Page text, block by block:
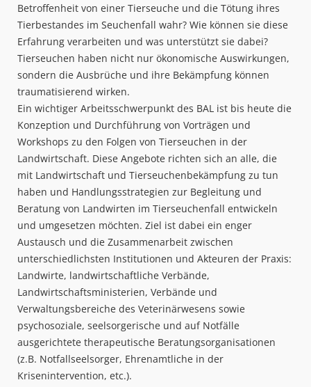
Betroffenheit von einer Tierseuche und die Tötung ihres
Tierbestandes im Seuchenfall wahr? Wie können sie diese
Erfahrung verarbeiten und was unterstützt sie dabei?
Tierseuchen haben nicht nur ökonomische Auswirkungen,
sondern die Ausbrüche und ihre Bekämpfung können
traumatisierend wirken.
Ein wichtiger Arbeitsschwerpunkt des BAL ist bis heute die
Konzeption und Durchführung von Vorträgen und
Workshops zu den Folgen von Tierseuchen in der
Landwirtschaft. Diese Angebote richten sich an alle, die
mit Landwirtschaft und Tierseuchenbekämpfung zu tun
haben und Handlungsstrategien zur Begleitung und
Beratung von Landwirten im Tierseuchenfall entwickeln
und umgesetzen möchten. Ziel ist dabei ein enger
Austausch und die Zusammenarbeit zwischen
unterschiedlichsten Institutionen und Akteuren der Praxis:
Landwirte, landwirtschaftliche Verbände,
Landwirtschaftsministerien, Verbände und
Verwaltungsbereiche des Veterinärwesens sowie
psychosoziale, seelsorgerische und auf Notfälle
ausgerichtete therapeutische Beratungsorganisationen
(z.B. Notfallseelsorger, Ehrenamtliche in der
Krisenintervention, etc.).